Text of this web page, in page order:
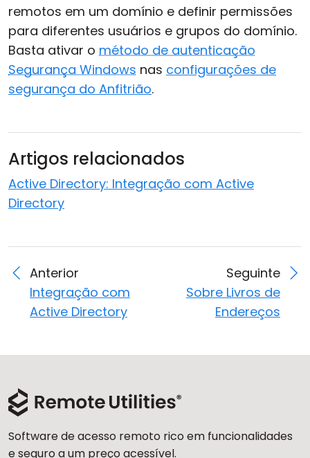
remotos em um domínio e definir permissões
para diferentes usuários e grupos do domínio.
Basta ativar o método de autenticação
Segurança Windows nas configurações de
segurança do Anfitrião.
Artigos relacionados
Active Directory: Integração com Active
Directory
Anterior
Integração com
Active Directory
Seguinte
Sobre Livros de
Endereços
Software de acesso remoto rico em funcionalidades
e seguro a um preço acessível.
Configuração MSI
Nuvem & Local